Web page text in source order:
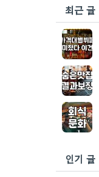
최근 글
인기 글